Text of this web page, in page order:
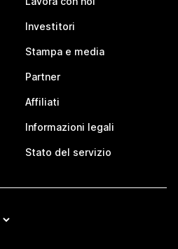
Investitori
Stampa e media
Partner
Affiliati
Informazioni legali
Stato del servizio